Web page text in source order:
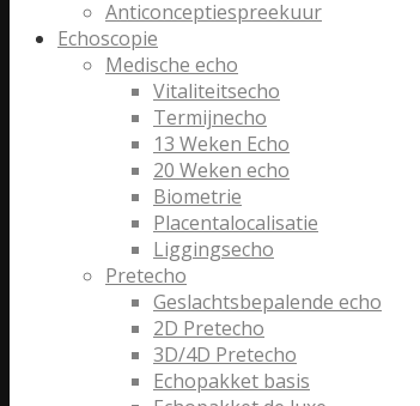
Anticonceptiespreekuur
Echoscopie
Medische echo
Vitaliteitsecho
Termijnecho
13 Weken Echo
20 Weken echo
Biometrie
Placentalocalisatie
Liggingsecho
Pretecho
Geslachtsbepalende echo
2D Pretecho
3D/4D Pretecho
Echopakket basis